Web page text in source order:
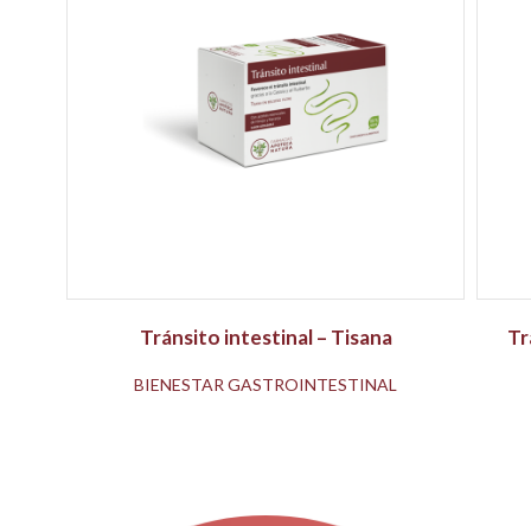
Tránsito intestinal – Tisana
BIENESTAR GASTROINTESTINAL